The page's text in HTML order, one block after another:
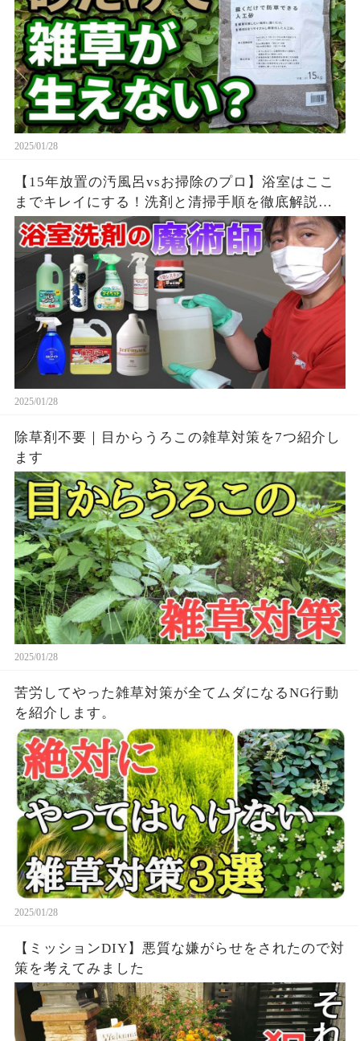
2025/01/28
【15年放置の汚風呂vsお掃除のプロ】浴室はここ
までキレイにする！洗剤と清掃手順を徹底解説！
東京
2025/01/28
除草剤不要｜目からうろこの雑草対策を7つ紹介し
ます
2025/01/28
苦労してやった雑草対策が全てムダになるNG行動
を紹介します。
2025/01/28
【ミッションDIY】悪質な嫌がらせをされたので対
策を考えてみました